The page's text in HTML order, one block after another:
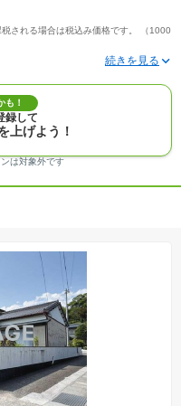
される場合は税込み価格です。 （1000
描かれている家具や車などは、特にコ
。
認した情報です。
とは多少異なることがあります。
の画像の場合、今回販売の物件と異な
ります。
当しない項目もあります。
れます。
例は、土地購入者の設計プランの参考
ある時、そのプラン例は特定の建築請
合、同様のものが同価格で建てられる
はありません。
築請負契約が、一定期間内に成立する
築請負契約成立に向けて設計プランを
協議をするために必要な相当の期間の
が実現できたかどうかにより結論を出
す。納得のいくプランが出来ず、建築請
土地契約にかかった代金（土地代金、
ます。
も！
録して
上げよう！
は対象外です